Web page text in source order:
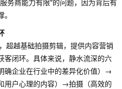
务商能力有限"的问题，因为背后有
超越基础拍摄剪辑，提供内容营销
客闭环。具体来说，静水流深的六
确企业在行业中的差异化价值）→
用户心理的内容）→拍摄（高效的